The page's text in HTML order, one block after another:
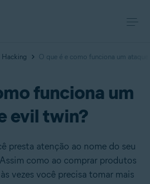
Hacking O que é e como funciona um
funciona um
evil twin?
presta atenção ao nome do seu
como ao comprar produtos
vezes você precisa tomar mais